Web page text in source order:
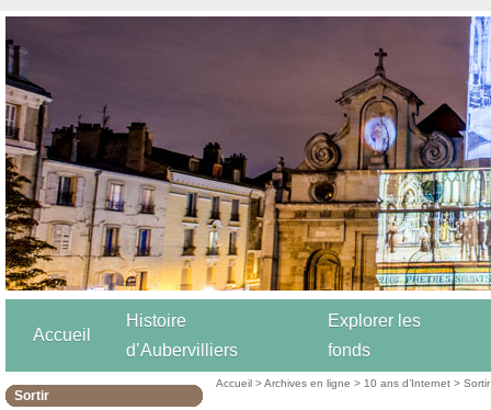
Accueil
Histoire
d’Aubervilliers
Explorer les
fonds
Sortir
Accueil >Archives en ligne > 10 ans d’Internet >Sortir